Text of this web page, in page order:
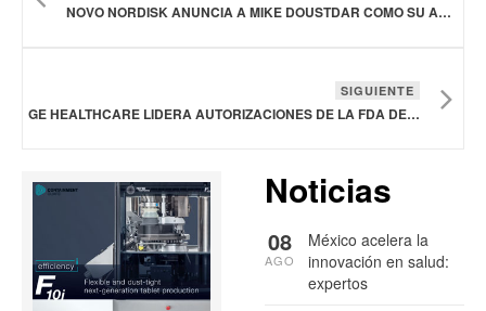
NOVO NORDISK ANUNCIA A MIKE DOUSTDAR COMO SU ACTUAL VICEPRESIDENTE EJECUTIVO DE OPERACIONES INTERNACIONALES
SIGUIENTE
GE HEALTHCARE LIDERA AUTORIZACIONES DE LA FDA DE DISPOSITIVOS MÉDICOS CON INTELIGENCIA ARTIFICIAL
Noticias
México acelera la
innovación en salud:
expertos
08
AGO